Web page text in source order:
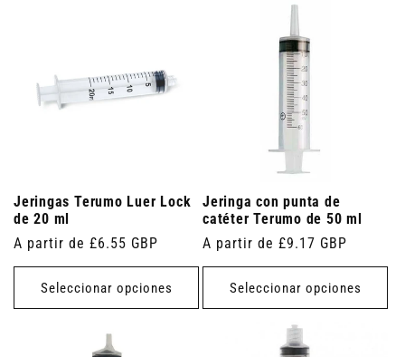
Jeringas Terumo Luer Lock
de 20 ml
Precio
habitual
A partir de £6.55 GBP
Seleccionar opciones
Jeringa con punta de
catéter Terumo de 50 ml
Precio
habitual
A partir de £9.17 GBP
Seleccionar opciones